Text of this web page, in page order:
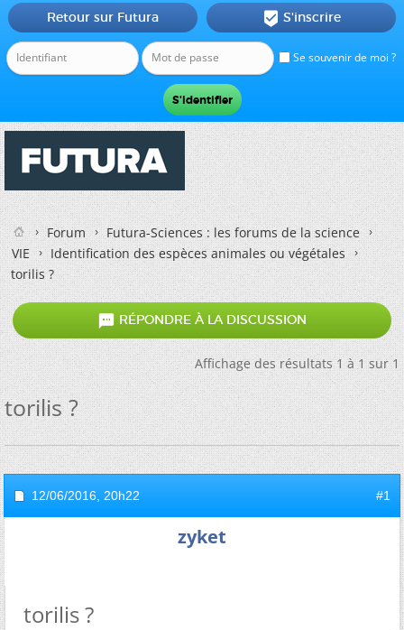
Se souvenir de moi ?
Retour sur Futura  S'inscrire
Forum
Futura-Sciences : les forums de la science
VIE
Identification des espèces animales ou végétales
torilis ?
 RÉPONDRE À LA DISCUSSION
Affichage des résultats 1 à 1 sur 1
torilis ?
12/06/2016, 20h22 #1
zyket
torilis ?